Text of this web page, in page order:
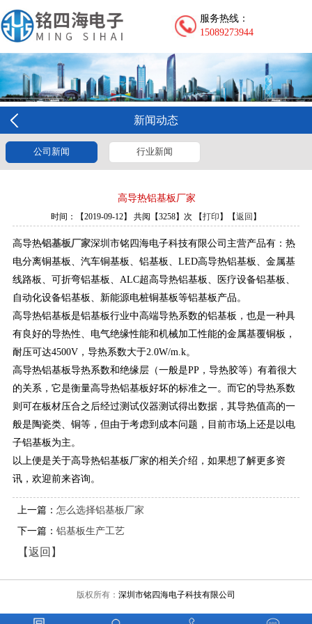
服务热线：
15089273944
新闻动态
公司新闻 行业新闻
高导热铝基板厂家
时间：【2019-09-12】 共阅【3258】次 【打印】【返回】
高导热铝基板厂家深圳市铭四海电子科技有限公司主营产品有：热
电分离铜基板、汽车铜基板、铝基板、LED高导热铝基板、金属基
线路板、可折弯铝基板、ALC超高导热铝基板、医疗设备铝基板、
自动化设备铝基板、新能源电桩铜基板等铝基板产品。
高导热铝基板是铝基板行业中高端导热系数的铝基板，也是一种具
有良好的导热性、电气绝缘性能和机械加工性能的金属基覆铜板，
耐压可达4500V，导热系数大于2.0W/m.k。
高导热铝基板导热系数和绝缘层（一般是PP，导热胶等）有着很大
的关系，它是衡量高导热铝基板好坏的标准之一。而它的导热系数
则可在板材压合之后经过测试仪器测试得出数据，其导热值高的一
般是陶瓷类、铜等，但由于考虑到成本问题，目前市场上还是以电
子铝基板为主。
以上便是关于高导热铝基板厂家的相关介绍，如果想了解更多资
讯，欢迎前来咨询。
上一篇： 怎么选择铝基板厂家
下一篇： 铝基板生产工艺
【返回】
版权所有： 深圳市铭四海电子科技有限公司